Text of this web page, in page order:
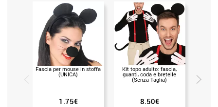
Fascia per mouse in stoffa
(UNICA)
1.75€
Kit topo adulto: fascia,
guanti, coda e bretelle
(Senza Taglia)
8.50€